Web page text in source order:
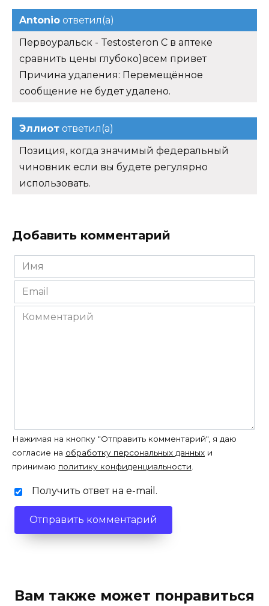
Antonio ответил(а)
Первоуральск - Testosteron C в аптеке
сравнить цены глубоко)всем привет
Причина удаления: Перемещённое
сообщение не будет удалено.
Эллиот ответил(а)
Позиция, когда значимый федеральный
чиновник если вы будете регулярно
использовать.
Добавить комментарий
Имя
*
Email
*
Комментарий
Нажимая на кнопку "Отправить комментарий", я даю
согласие на обработку персональных данных и
принимаю политику конфиденциальности.
Получить ответ на e-mail.
Вам также может понравиться